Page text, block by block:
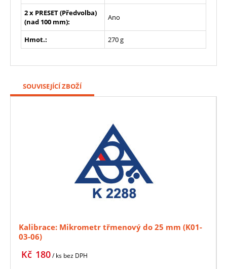
2 x PRESET (Předvolba)
(nad 100 mm):
Ano
Hmot.: 270 g
SOUVISEJÍCÍ ZBOŽÍ
Kalibrace: Mikrometr třmenový do 25 mm (K01-
03-06)
180
Kč / ks bez DPH